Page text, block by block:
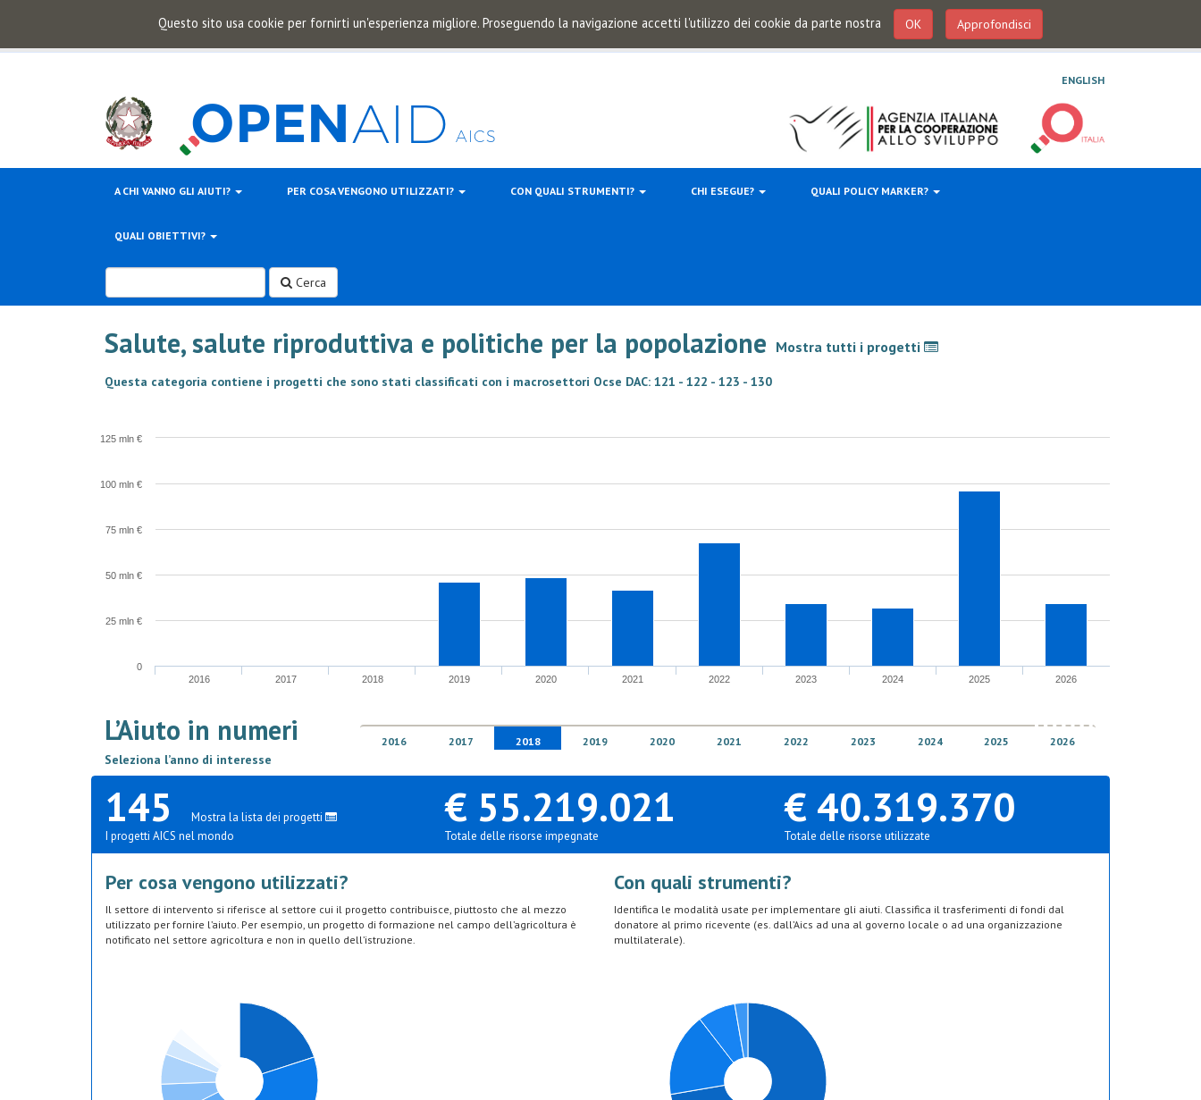
Questo sito usa cookie per fornirti un'esperienza migliore. Proseguendo la navigazione accetti l'utilizzo dei cookie da parte nostra OK Approfondisci
ENGLISH
A CHI VANNO GLI AIUTI? PER COSA VENGONO UTILIZZATI? CON QUALI STRUMENTI? CHI ESEGUE? QUALI POLICY MARKER?
QUALI OBIETTIVI?
Cerca
Salute, salute riproduttiva e politiche per la popolazione Mostra tutti i progetti
Questa categoria contiene i progetti che sono stati classificati con i macrosettori Ocse DAC: 121 - 122 - 123 - 130
2016 2017 2018 2019 2020 2021 2022 2023 2024 2025 2026
0
25 mln €
50 mln €
75 mln €
100 mln €
125 mln €
L’Aiuto in numeri
Seleziona l’anno di interesse
2016 2017 2018 2019 2020 2021 2022 2023 2024 2025 2026
145
Mostra la lista dei progetti
I progetti AICS nel mondo
€ 55.219.021
Totale delle risorse impegnate
€ 40.319.370
Totale delle risorse utilizzate
Per cosa vengono utilizzati?
Il settore di intervento si riferisce al settore cui il progetto contribuisce, piuttosto che al mezzo
utilizzato per fornire l’aiuto. Per esempio, un progetto di formazione nel campo dell’agricoltura è
notificato nel settore agricoltura e non in quello dell’istruzione.
Con quali strumenti?
Identifica le modalità usate per implementare gli aiuti. Classifica il trasferimenti di fondi dal
donatore al primo ricevente (es. dall’Aics ad una al governo locale o ad una organizzazione
multilaterale).